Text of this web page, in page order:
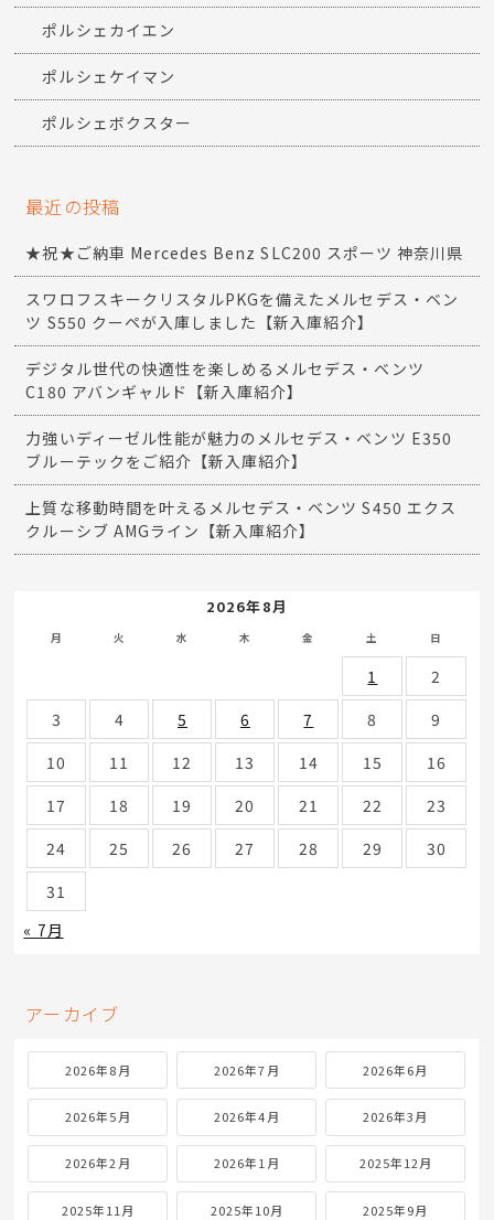
ポルシェカイエン
ポルシェケイマン
ポルシェボクスター
最近の投稿
★祝★ご納車 Mercedes Benz SLC200 スポーツ 神奈川県
スワロフスキークリスタルPKGを備えたメルセデス・ベン
ツ S550 クーペが入庫しました【新入庫紹介】
デジタル世代の快適性を楽しめるメルセデス・ベンツ
C180 アバンギャルド【新入庫紹介】
力強いディーゼル性能が魅力のメルセデス・ベンツ E350
ブルーテックをご紹介【新入庫紹介】
上質な移動時間を叶えるメルセデス・ベンツ S450 エクス
クルーシブ AMGライン【新入庫紹介】
2026年8月
月 火 水 木 金 土 日
1
2
3
4 5 6 7 8
9
10
11 12 13 14 15
16
17
18 19 20 21 22
23
24
25 26 27 28 29
30
31
« 7月
アーカイブ
2026年8月 2026年7月 2026年6月
2026年5月 2026年4月 2026年3月
2026年2月 2026年1月 2025年12月
2025年11月 2025年10月 2025年9月